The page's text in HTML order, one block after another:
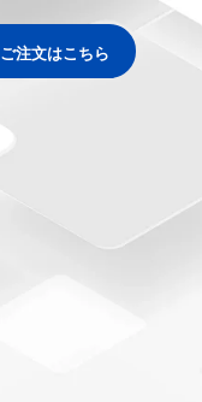
ご注文はこちら